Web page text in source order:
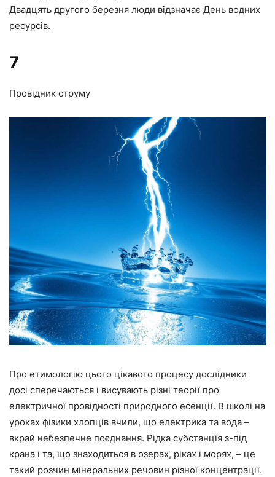
Двадцять другого березня люди відзначає День водних
ресурсів.
7
Провідник струму
Про етимологію цього цікавого процесу дослідники
досі сперечаються і висувають різні теорії про
електричної провідності природного есенції. В школі на
уроках фізики хлопців вчили, що електрика та вода –
вкрай небезпечне поєднання. Рідка субстанція з-під
крана і та, що знаходиться в озерах, ріках і морях, – це
такий розчин мінеральних речовин різної концентрації.